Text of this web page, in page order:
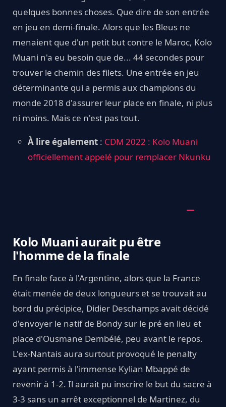
quelques bonnes choses. Que dire de son entrée
en jeu en demi-finale. Alors que les Bleus ne
menaient que d'un petit but contre le Maroc, Kolo
Muani n'a eu besoin que de... 44 secondes pour
trouver le chemin des filets. Une entrée en jeu
déterminante qui a permis aux champions du
monde 2018 d'assurer leur place en finale, ni plus
ni moins. Mais ce n'est pas tout.
À lire également : CDM 2022 : Kolo Muani
officiellement appelé pour remplacer Nkunku
Kolo Muani aurait pu être
l'homme de la finale
En finale face à l'Argentine, alors que la France
était menée de deux longueurs et se trouvait au
bord du précipice, Didier Deschamps avait décidé
d'envoyer le natif de Bondy sur le pré en lieu et
place d'Ousmane Dembélé, peu avant le repos.
L'ex-Nantais aura surtout provoqué le penalty
ayant permis à l'immense Kylian Mbappé de
revenir à 1-2. Il aurait pu inscrire le but du sacre à
3-3 sans un arrêt exceptionnel de Martinez, du